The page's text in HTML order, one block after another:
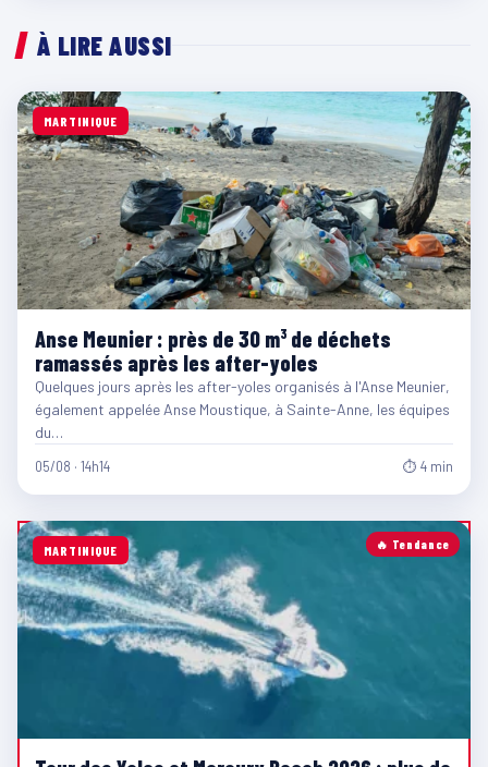
À LIRE AUSSI
MARTINIQUE
Anse Meunier : près de 30 m³ de déchets
ramassés après les after-yoles
Quelques jours après les after-yoles organisés à l'Anse Meunier,
également appelée Anse Moustique, à Sainte-Anne, les équipes
du…
05/08 · 14h14 ⏱ 4 min
🔥 Tendance
MARTINIQUE